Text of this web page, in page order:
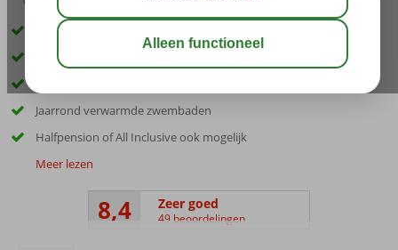
Ideaal voor het hele gezin
Nabij het bruisende Playa del Ingles
Jaarrond verwarmde zwembaden
Halfpension of All Inclusive ook mogelijk
Meer lezen
8,4 Zeer goed
49 beoordelingen